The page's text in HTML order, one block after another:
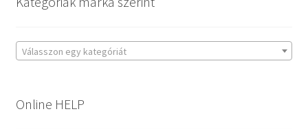
Válasszon egy kategóriát
Online HELP